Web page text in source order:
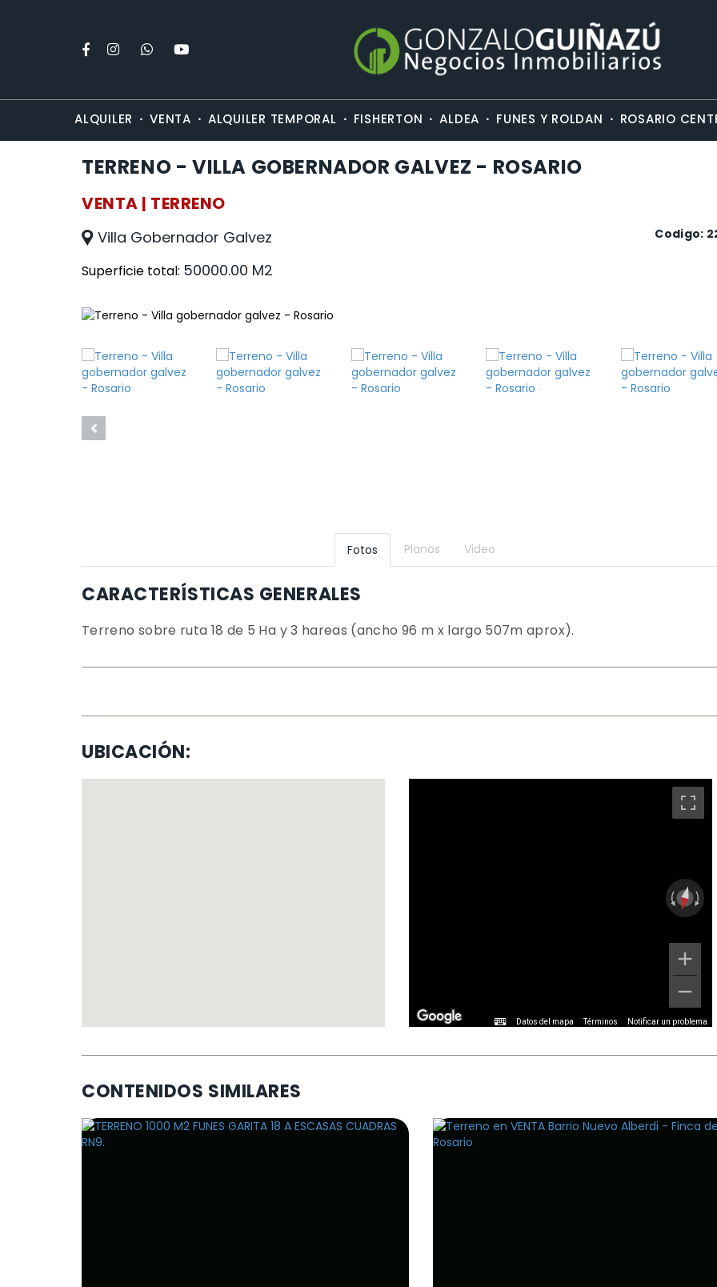
ALQUILER · VENTA · ALQUILER TEMPORAL · FISHERTON · ALDEA · FUNES Y ROLDAN · ROSARIO
TERRENO - VILLA GOBERNADOR GALVEZ - ROSARIO
VENTA | TERRENO
Villa Gobernador Galvez
Superficie total: 50000.00 M2
Codigo:
Fotos Planos Video
CARACTERÍSTICAS GENERALES
Terreno sobre ruta 18 de 5 Ha y 3 hareas (ancho 96 m x largo 507m aprox).
UBICACIÓN:
Datos del mapa Términos Notificar un problema
CONTENIDOS SIMILARES